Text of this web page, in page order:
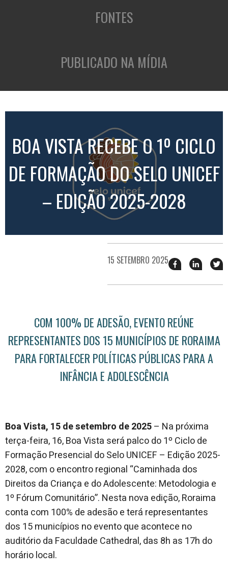
FONTES
PUBLICADO NA MÍDIA
BOA VISTA RECEBE O 1º CICLO
DE FORMAÇÃO DO SELO UNICEF
– EDIÇÃO 2025-2028
15 SETEMBRO 2025 Compartilhar
esse
no
esse
no
COM 100% DE ADESÃO, EVENTO REÚNE
REPRESENTANTES DOS 15 MUNICÍPIOS DE RORAIMA
PARA FORTALECER POLÍTICAS PÚBLICAS PARA A
INFÂNCIA E ADOLESCÊNCIA
Boa Vista, 15 de setembro de 2025– Na próxima
terça-feira, 16, Boa Vista será palco do 1º Ciclo de
Formação Presencial do Selo UNICEF – Edição 2025-
2028, com o encontro regional “Caminhada dos
Direitos da Criança e do Adolescente: Metodologia e
1º Fórum Comunitário”. Nesta nova edição, Roraima
conta com 100% de adesão e terá representantes
dos 15 municípios no evento que acontece no
auditório da Faculdade Cathedral, das 8h as 17h do
horário local.